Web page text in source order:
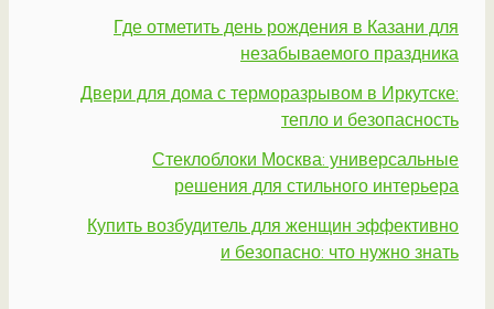
Где отметить день рождения в Казани для
незабываемого праздника
Двери для дома с терморазрывом в Иркутске:
тепло и безопасность
Стеклоблоки Москва: универсальные
решения для стильного интерьера
Купить возбудитель для женщин эффективно
и безопасно: что нужно знать